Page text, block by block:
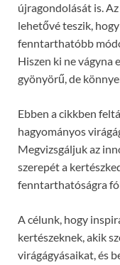
újragondolását is.
lehetővé teszik,
fenntarthatóbb
Hiszen ki ne vágyna
gyönyörű, de
Ebben a cikkben
hagyományos
Megvizsgáljuk az
szerepét a
fenntarthatóságra
A célunk, hogy
kertészeknek, akik
virágágyásaikat, és